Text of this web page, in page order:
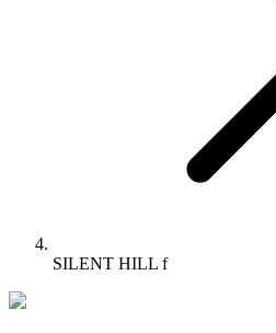
SILENT HILL f